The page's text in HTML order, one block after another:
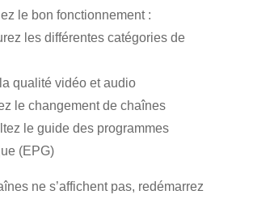
le bon fonctionnement :
les différentes catégories de
qualité vidéo et audio
le changement de chaînes
le guide des programmes
(EPG)
ne s’affichent pas, redémarrez